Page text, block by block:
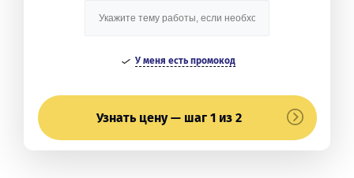
У меня есть промокод
Узнать цену — шаг 1 из 2